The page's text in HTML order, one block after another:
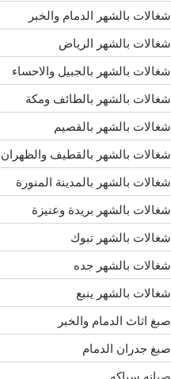
شغالات بالشهر الدمام والخبر
شغالات بالشهر الرياض
شغالات بالشهر بالجبيل والاحساء
شغالات بالشهر بالطائف ومكة
شغالات بالشهر بالقصيم
شغالات بالشهر بالقطيف والظهران
شغالات بالشهر بالمدينة المنورة
شغالات بالشهر بريدة وعنيزة
شغالات بالشهر تبوك
شغالات بالشهر جده
شغالات بالشهر ينبع
صبغ اثاث الدمام والخبر
صبغ جدران الدمام
صيانه سباكه